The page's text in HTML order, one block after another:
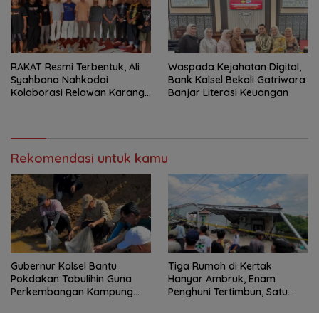
RAKAT Resmi Terbentuk, Ali
Syahbana Nahkodai
Kolaborasi Relawan Karang
Waspada Kejahatan Digital,
Bank Kalsel Bekali Gatriwara
Banjar Literasi Keuangan
Rekomendasi untuk kamu
Gubernur Kalsel Bantu
Pokdakan Tabulihin Guna
Perkembangan Kampung
Tiga Rumah di Kertak
Hanyar Ambruk, Enam
Penghuni Tertimbun, Satu